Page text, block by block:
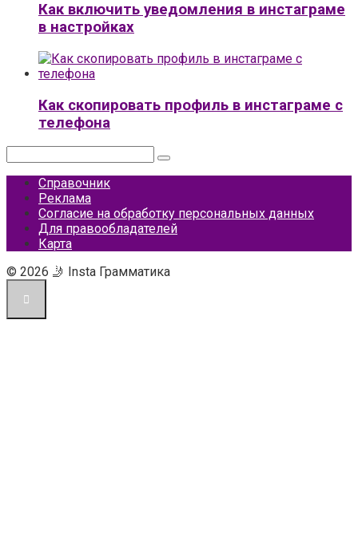
Как включить уведомления в инстаграме
в настройках
Как скопировать профиль в инстаграме с
телефона
Справочник
Реклама
Согласие на обработку персональных данных
Для правообладателей
Карта
© 2026 🤳 Insta Грамматика